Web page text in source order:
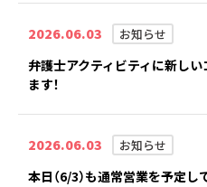
2026.06.03 お知らせ
弁護士アクティビティに新しい
ます！
2026.06.03 お知らせ
本日（6/3）も通常営業を予定し